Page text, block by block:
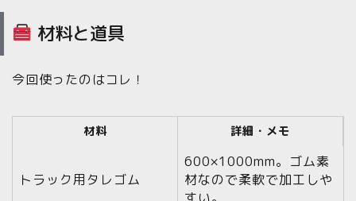
材料と道具
今回使ったのはコレ！
材料 詳細・メモ
トラック用タレゴム
600×1000mm。ゴム素
材なので柔軟で加工しや